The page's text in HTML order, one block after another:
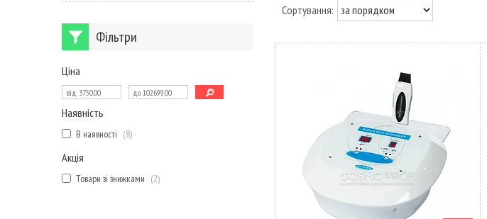
Фільтри
Ціна
Наявність
В наявності 8
Акція
Товари зі знижками 2